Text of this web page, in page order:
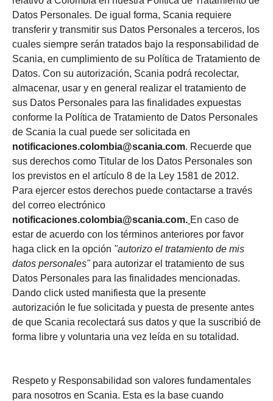
Datos Personales. De igual forma, Scania requiere
transferir y transmitir sus Datos Personales a terceros, los
cuales siempre serán tratados bajo la responsabilidad de
Scania, en cumplimiento de su Política de Tratamiento de
Datos. Con su autorización, Scania podrá recolectar,
almacenar, usar y en general realizar el tratamiento de
sus Datos Personales para las finalidades expuestas
conforme la Política de Tratamiento de Datos Personales
de Scania la cual puede ser solicitada en
notificaciones.colombia@scania.com. Recuerde que
sus derechos como Titular de los Datos Personales son
los previstos en el artículo 8 de la Ley 1581 de 2012.
Para ejercer estos derechos puede contactarse a través
del correo electrónico
notificaciones.colombia@scania.com. En caso de
estar de acuerdo con los términos anteriores por favor
haga click en la opción "autorizo el tratamiento de mis
datos personales" para autorizar el tratamiento de sus
Datos Personales para las finalidades mencionadas.
Dando click usted manifiesta que la presente
autorización le fue solicitada y puesta de presente antes
de que Scania recolectará sus datos y que la suscribió de
forma libre y voluntaria una vez leída en su totalidad.
Respeto y Responsabilidad son valores fundamentales
para nosotros en Scania. Esta es la base cuando